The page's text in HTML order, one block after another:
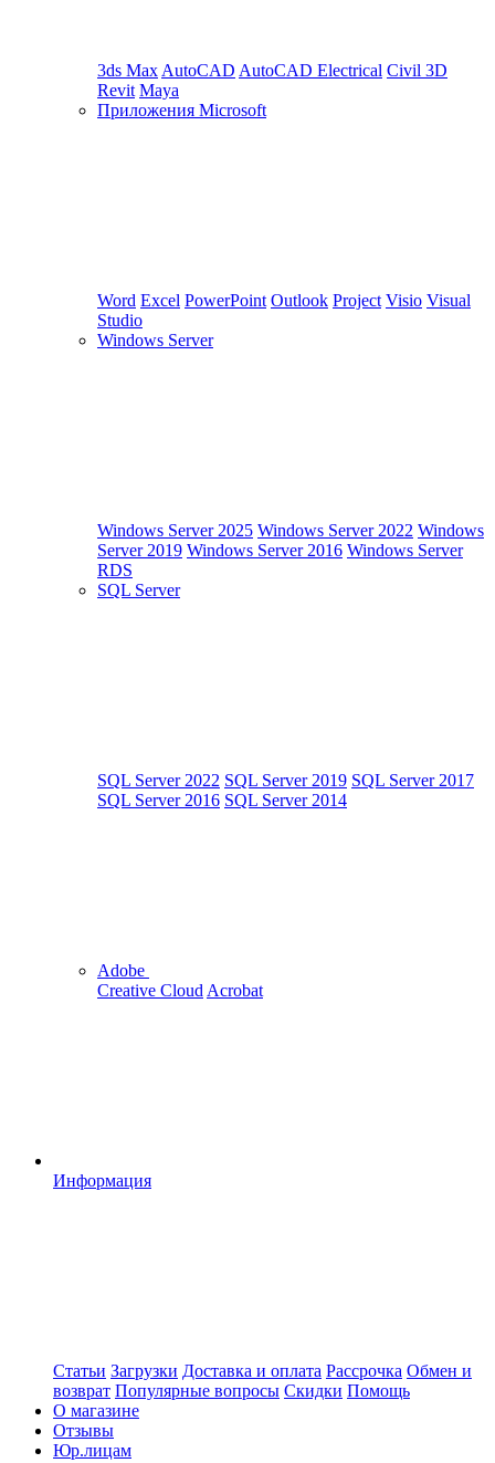
3ds Max AutoCAD AutoCAD Electrical Civil 3D
Revit Maya
Приложения Microsoft
Word Excel PowerPoint Outlook Project Visio Visual
Studio
Windows Server
Windows Server 2025 Windows Server 2022 Windows
Server 2019 Windows Server 2016 Windows Server
RDS
SQL Server
SQL Server 2022 SQL Server 2019 SQL Server 2017
SQL Server 2016 SQL Server 2014
Adobe
Creative Cloud Acrobat
Информация
Статьи Загрузки Доставка и оплата Рассрочка Обмен и
возврат Популярные вопросы Скидки Помощь
О магазине
Отзывы
Юр.лицам